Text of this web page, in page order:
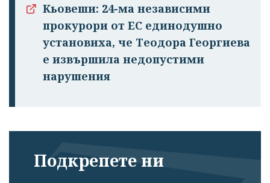
Кьовеши: 24-ма независими
прокурори от ЕС единодушно
установиха, че Теодора Георгиева
е извършила недопустими
нарушения
Подкрепете ни